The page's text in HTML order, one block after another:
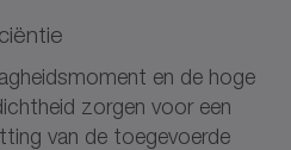
en de hoge
zorgen voor een
van de toegevoerde